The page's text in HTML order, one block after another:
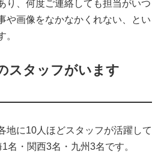
り、何度ご連絡しても担当がいつ
や画像をなかなかくれない、とい
。
スタッフがいます
地に10人ほどスタッフが活躍して
名・関西3名・九州3名です。